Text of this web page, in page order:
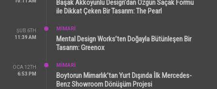
Başak Akkoyunlu Design’dan Özgün Saçak Formu
ile Dikkat Çeken Bir Tasarım: The Pearl
ŞUB 6TH
11:39 AM
MİMARİ
Mental Design Works’ten Doğayla Bütünleşen Bir
Tasarım: Greenox
OCA 12TH
6:53 PM
MİMARİ
Boytorun Mimarlık’tan Yurt Dışında İlk Mercedes-
Benz Showroom Dönüşüm Projesi